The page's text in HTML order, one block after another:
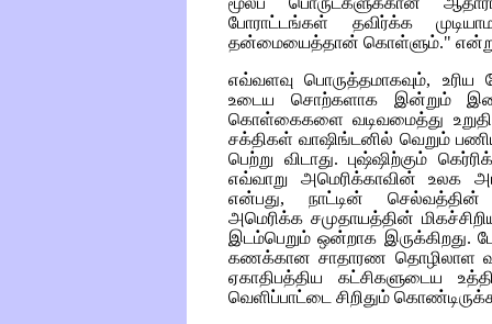
போராட்டங்கள் தவிர்க்க
தன்மையைத்தான் கொள்ளும்."
எவ்வளவு பொருத்தமாகவும்,
உடைய சொற்களாக இன்றும்
கொள்கைகளை வடிவமைத்து உறுதி
சக்திகள் வாஷிங்டனில் வெறும்
பெற்று விடாது. புஷ்ஷிற்கும்
எவ்வாறு அமெரிக்காவின் உலக
என்பது, நாட்டின் செல்வத்தின்
அமெரிக்க சமுதாயத்தின்
இடம்பெறும் ஒன்றாக இருக்கிறது.
கணக்கான சாதாரண தொழிலாள
ஏகாதிபத்திய கட்சிகளுடைய
வெளிப்பாட்டை சிறிதும்